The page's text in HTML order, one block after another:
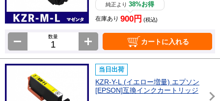
純正より38%お得
在庫あり 900円 (税込)
数量
カートに入れる
当日出荷
KZR-Y-L (イエロー増量) エプソン
[EPSON]互換インクカートリッジ